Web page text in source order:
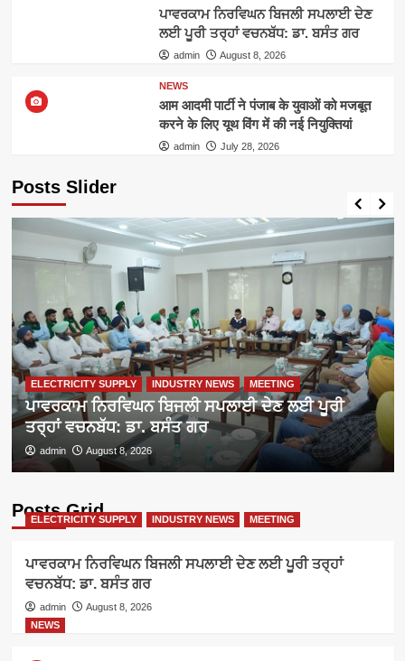
ਪਾਵਰਕਾਮ ਨਿਰਵਿਘਨ ਬਿਜਲੀ ਸਪਲਾਈ ਦੇਣ
ਲਈ ਪੂਰੀ ਤਰ੍ਹਾਂ ਵਚਨਬੱਧ: ਡਾ. ਬਸੰਤ ਗਰ
admin August 8, 2026
NEWS
आम आदमी पार्टी ने पंजाब के युवाओं को मजबूत
करने के लिए यूथ विंग में की नई नियुक्तियां
admin July 28, 2026
Posts Slider
ELECTRICITY SUPPLY INDUSTRY NEWS MEETING
ਪਾਵਰਕਾਮ ਨਿਰਵਿਘਨ ਬਿਜਲੀ ਸਪਲਾਈ ਦੇਣ ਲਈ ਪੂਰੀ
ਤਰ੍ਹਾਂ ਵਚਨਬੱਧ: ਡਾ. ਬਸੰਤ ਗਰ
admin August 8, 2026
Posts Grid
ELECTRICITY SUPPLY INDUSTRY NEWS MEETING
ਪਾਵਰਕਾਮ ਨਿਰਵਿਘਨ ਬਿਜਲੀ ਸਪਲਾਈ ਦੇਣ ਲਈ ਪੂਰੀ ਤਰ੍ਹਾਂ
ਵਚਨਬੱਧ: ਡਾ. ਬਸੰਤ ਗਰ
admin
August 8, 2026
NEWS